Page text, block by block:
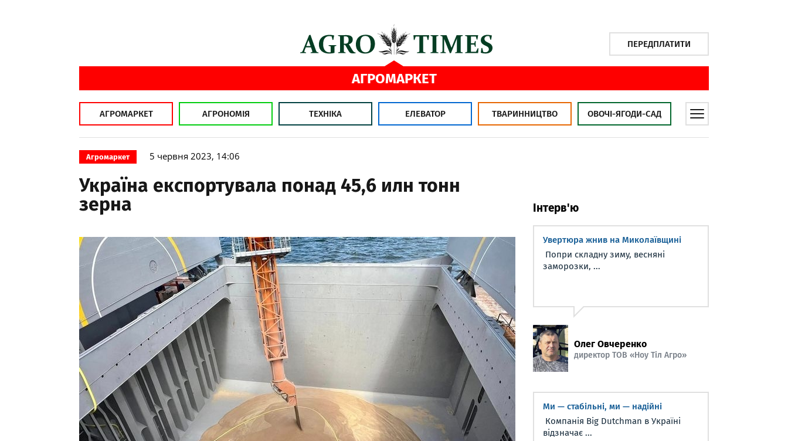
ПЕРЕДПЛАТИТИ
АГРОМАРКЕТ
АГРОМАРКЕТ АГРОНОМІЯ ТЕХНІКА ЕЛЕВАТОР ТВАРИННИЦТВО ОВОЧІ-ЯГОДИ-САД
Агромаркет 5 червня 2023, 14:06
Україна експортувала понад 45,6 илн тонн
зерна
Інтерв'ю
Увертюра жнив на Миколаївщині
Попри складну зиму, весняні
заморозки, ...
Олег Овчеренко
директор ТОВ «Ноу Тіл Агро»
Ми — стабільні, ми — надійні
Компанія Big Dutchman в Україні
відзначає ...